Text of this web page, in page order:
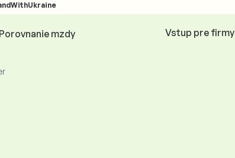
Porovnanie mzdy Vstup pre firmy